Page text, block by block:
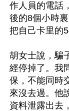
作人員的電話
後的8個小時
把自己卡里的
胡女士說，騙
經停掉了。我
保，不能同時
來沒去過。他
資料泄露出去